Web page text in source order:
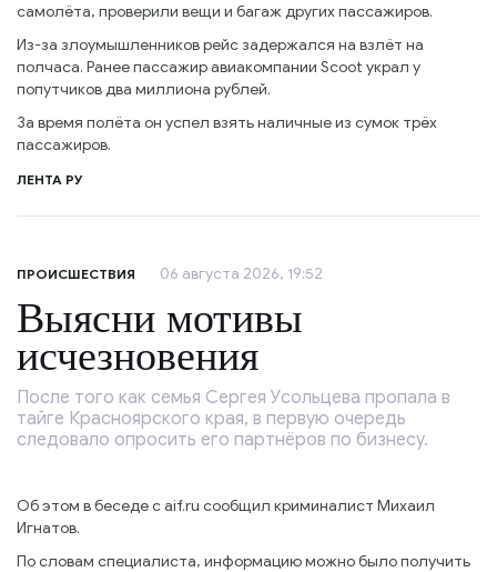
самолёта, проверили вещи и багаж других пассажиров.
Из-за злоумышленников рейс задержался на взлёт на
полчаса. Ранее пассажир авиакомпании Scoot украл у
попутчиков два миллиона рублей.
За время полёта он успел взять наличные из сумок трёх
пассажиров.
ЛЕНТА РУ
ПРОИСШЕСТВИЯ 06 августа 2026, 19:52
Выясни мотивы
исчезновения
После того как семья Сергея Усольцева пропала в
тайге Красноярского края, в первую очередь
следовало опросить его партнёров по бизнесу.
Об этом в беседе с aif.ru сообщил криминалист Михаил
Игнатов.
По словам специалиста, информацию можно было получить